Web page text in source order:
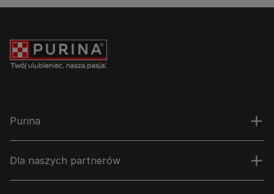
Purina
Dla naszych partnerów